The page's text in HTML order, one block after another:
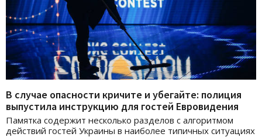
В случае опасности кричите и убегайте: полиция
выпустила инструкцию для гостей Евровидения
Памятка содержит несколько разделов с алгоритмом
действий гостей Украины в наиболее типичных ситуациях